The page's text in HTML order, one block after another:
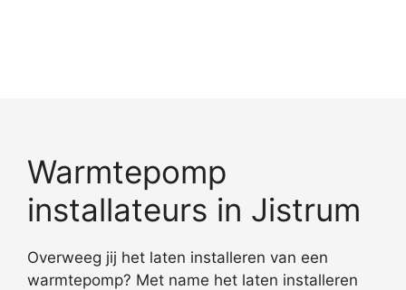
Warmtepomp
installateurs in Jistrum
Overweeg jij het laten installeren van een
warmtepomp? Met name het laten installeren